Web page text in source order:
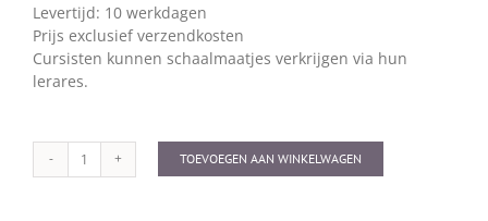
Levertijd: 10 werkdagen
Prijs exclusief verzendkosten
Cursisten kunnen schaalmaatjes verkrijgen via hun
lerares.
Schaalmaatje TOEVOEGEN AAN WINKELWAGEN